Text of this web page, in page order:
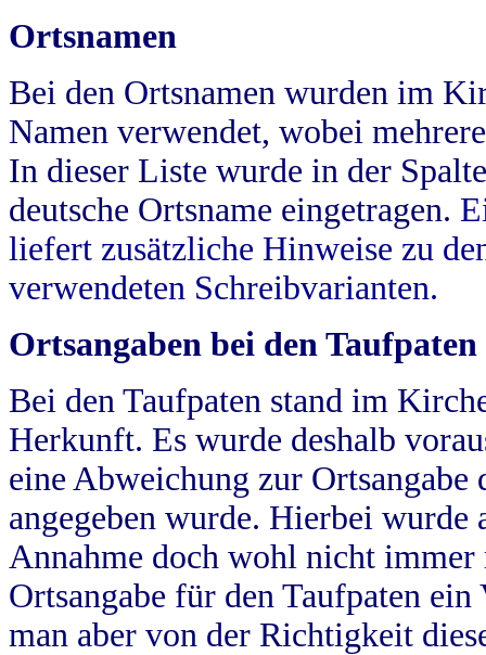
Ortsnamen
Bei den Ortsnamen wurden im
Namen verwendet, wobei
In dieser Liste wurde in der
deutsche Ortsname eingetragen.
liefert zusätzliche Hinweise zu
verwendeten Schreibvarianten.
Ortsangaben bei den Taufpaten
Bei den Taufpaten stand im
Herkunft. Es wurde deshalb
eine Abweichung zur
angegeben wurde. Hierbei wurde
Annahme doch wohl nicht
Ortsangabe für den Taufpaten
man aber von der Richtigkeit